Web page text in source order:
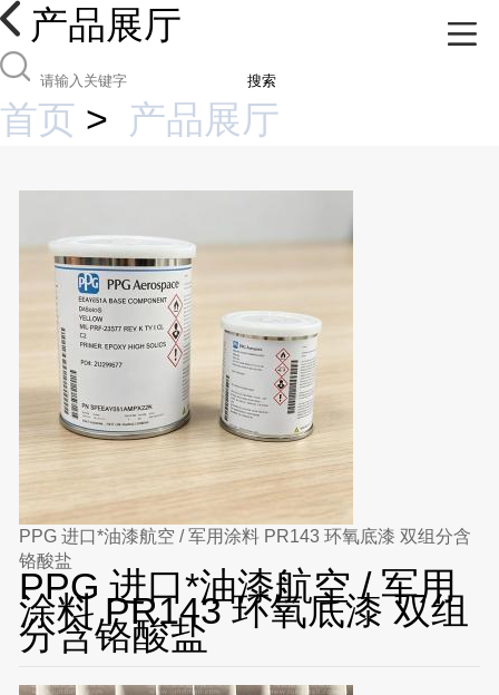
产品展厅
搜索
首页 > 产品展厅
PPG 进口*油漆航空 / 军用涂料 PR143 环氧底漆 双组分含
铬酸盐
PPG 进口*油漆航空 / 军用
涂料 PR143 环氧底漆 双组
分含铬酸盐